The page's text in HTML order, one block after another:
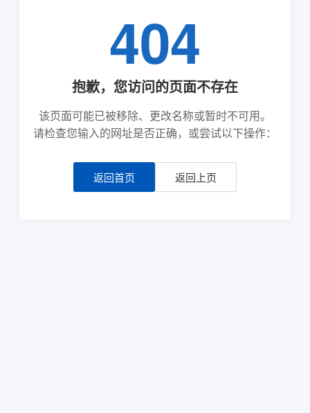
404
抱歉，您访问的页面不存在
该页面可能已被移除、更改名称或暂时不可用。
请检查您输入的网址是否正确，或尝试以下操作：
返回首页 返回上页